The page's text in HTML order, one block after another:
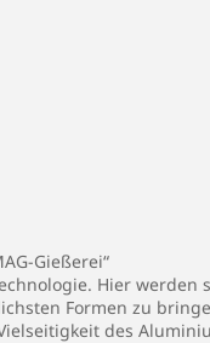
Gießerei“
Hier werden
Formen zu
des